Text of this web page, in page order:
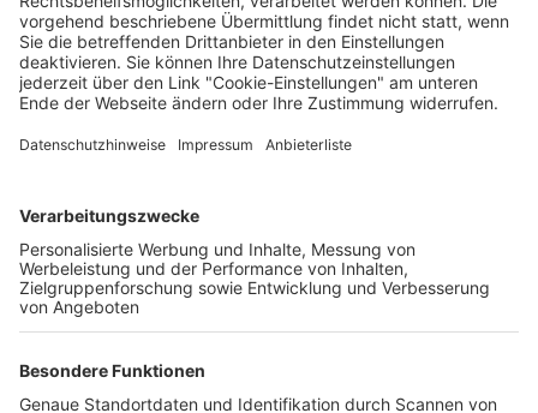
Wochenbericht 22.07.2024
Freiburger Wochenbericht
Der Wochenbericht
wurde zum 31. Juli 2026
eingestellt.